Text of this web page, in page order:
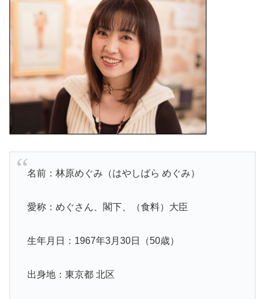
名前：林原めぐみ（はやしばら めぐみ）
愛称：めぐさん、閣下、（食料）大臣
生年月日：1967年3月30日（50歳）
出身地：東京都 北区